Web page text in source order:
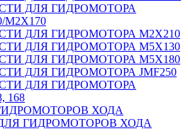
ДЛЯ ГИДРОМОТОРА
M2X170
ДЛЯ ГИДРОМОТОРА M2X210
ДЛЯ ГИДРОМОТОРА M5X130
ДЛЯ ГИДРОМОТОРА M5X180
ДЛЯ ГИДРОМОТОРА JMF250
ДЛЯ ГИДРОМОТОРА
168
ХОДА
ГИДРОМОТОРОВ ХОДА